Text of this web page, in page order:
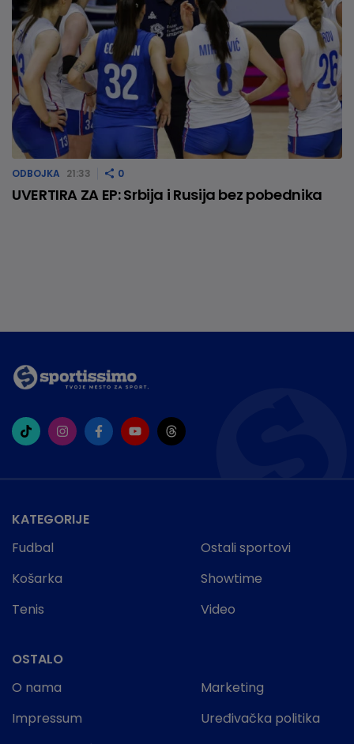
ODBOJKA 21:33 0
UVERTIRA ZA EP: Srbija i Rusija bez pobednika
KATEGORIJE
Fudbal
Košarka
Tenis
Ostali sportovi
Showtime
Video
OSTALO
O nama
Impressum
Marketing
Uređivačka politika